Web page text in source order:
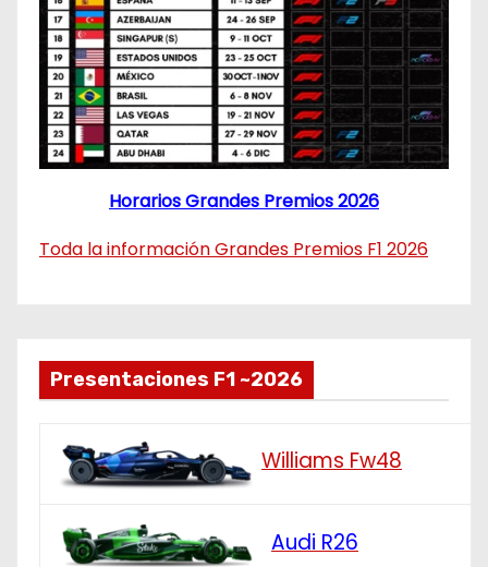
Horarios Grandes Premios 2026
Toda la información Grandes Premios F1 2026
Presentaciones F1 ~2026
Williams Fw48
Audi R26